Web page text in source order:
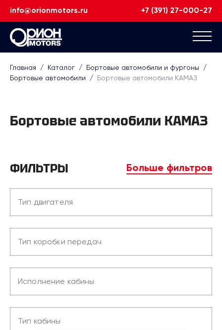
info@orionmotors.ru +7 (391) 27-000-27
Главная / Каталог / Бортовые автомобили и фургоны
/
Бортовые автомобили
/ Бортовые автомобили КАМАЗ
Бортовые автомобили КАМАЗ
ФИЛЬТРЫ Больше фильтров
Тип двигателя
Тип коробки передач
Исполнение кабины
Тип кабины